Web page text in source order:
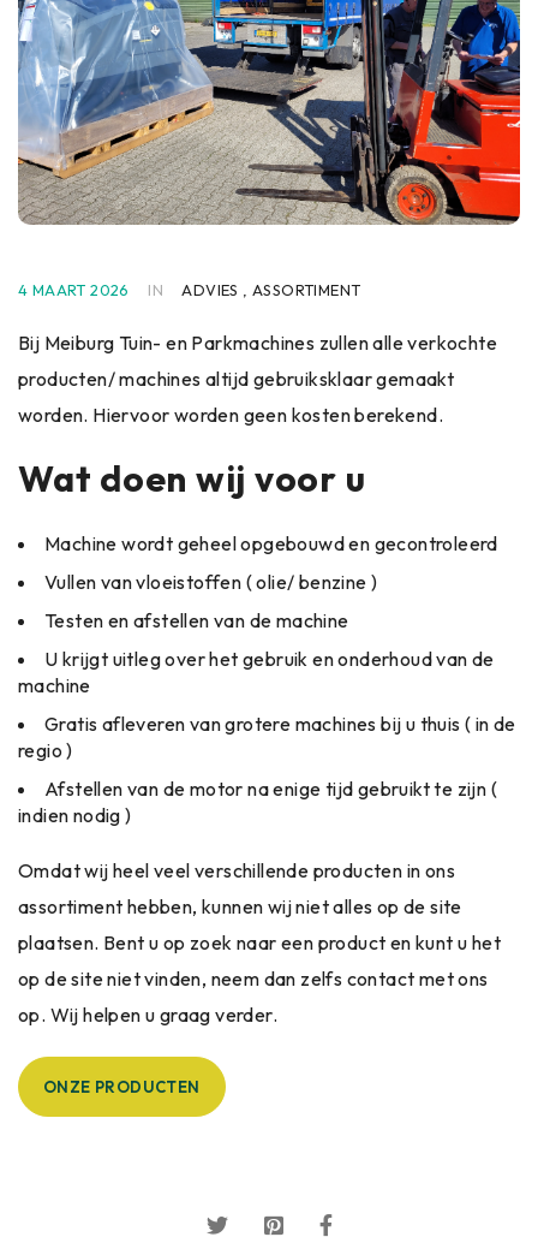
4 MAART 2026 IN ADVIES ,ASSORTIMENT
Bij Meiburg Tuin- en Parkmachines zullen alle verkochte
producten/ machines altijd gebruiksklaar gemaakt
worden. Hiervoor worden geen kosten berekend.
Wat doen wij voor u
Machine wordt geheel opgebouwd en gecontroleerd
Vullen van vloeistoffen ( olie/ benzine )
Testen en afstellen van de machine
U krijgt uitleg over het gebruik en onderhoud van de
machine
Gratis afleveren van grotere machines bij u thuis ( in de
regio )
Afstellen van de motor na enige tijd gebruikt te zijn (
indien nodig )
Omdat wij heel veel verschillende producten in ons
assortiment hebben, kunnen wij niet alles op de site
plaatsen. Bent u op zoek naar een product en kunt u het
op de site niet vinden, neem dan zelfs contact met ons
op. Wij helpen u graag verder.
ONZE PRODUCTEN